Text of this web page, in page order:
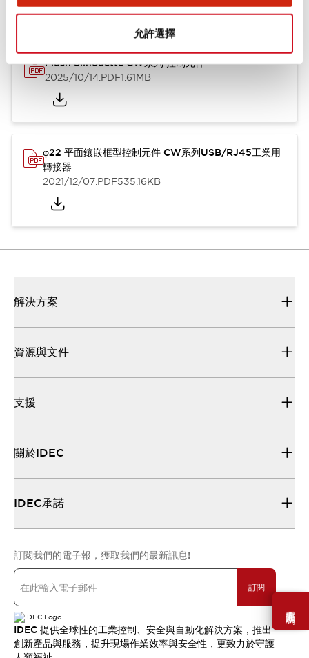
允許選擇
需要幫助嗎？
型錄和宣傳手冊 CAD檔 認證與標準
Flush Silhouette CW系列 控制元件
2025/10/14.PDF1.61MB
φ22 平面鑲嵌框型控制元件 CW系列USB/RJ45工業用
轉接器
2021/12/07.PDF535.16KB
解決方案
資源與文件
支援
關於IDEC
IDEC承諾
訂閱我們的電子報，獲取我們的最新訊息!
訂閱
IDEC 提供全球性的工業控制、安全與自動化解決方案，推出
創新產品與服務，提升現場作業效率與安全性，更致力於守護